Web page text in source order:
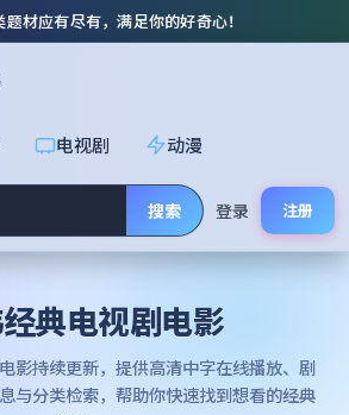
材应有尽有，满足你的好奇心！
电视剧 动漫
搜索 登录 注册
典电视剧电影
影持续更新，提供高清中字在线播放、剧
与分类检索，帮助你快速找到想看的经典